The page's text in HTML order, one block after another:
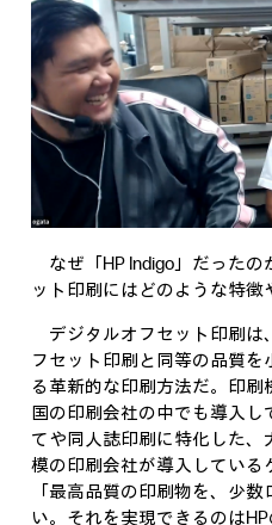
なぜ「HP Indigo」だったの
ット印刷にはどのような特
デジタルオフセット印刷は
フセット印刷と同等の品質
る革新的な印刷方法だ。印
国の印刷会社の中でも導入
てや同人誌印刷に特化した
模の印刷会社が導入してい
「最高品質の印刷物を、少
い。それを実現できるのは